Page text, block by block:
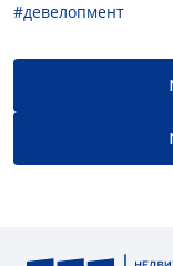
#девелопмент